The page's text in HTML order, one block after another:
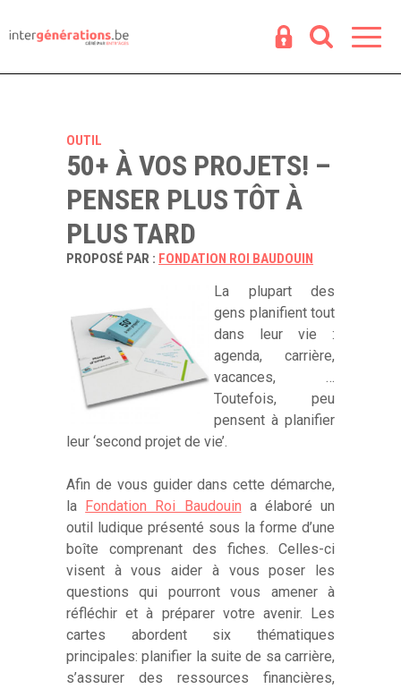
OUTIL
50+ À VOS PROJETS! –
PENSER PLUS TÔT À
PLUS TARD
PROPOSÉ PAR : FONDATION ROI BAUDOUIN
La plupart des
gens planifient tout
dans leur vie :
agenda, carrière,
vacances, …
Toutefois, peu
pensent à planifier
leur ‘second projet de vie’.
Afin de vous guider dans cette démarche,
la Fondation Roi Baudouin a élaboré un
outil ludique présenté sous la forme d’une
boîte comprenant des fiches. Celles-ci
visent à vous aider à vous poser les
questions qui pourront vous amener à
réfléchir et à préparer votre avenir. Les
cartes abordent six thématiques
principales: planifier la suite de sa carrière,
s’assurer des ressources financières,